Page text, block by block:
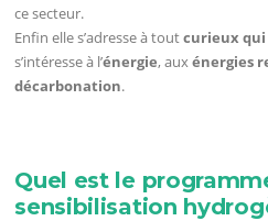
ce secteur.
Enfin elle s’adresse à toutcurieux qui
s’intéresse à l’énergie, auxénergies
décarbonation.
Quel est le
sensibilisation